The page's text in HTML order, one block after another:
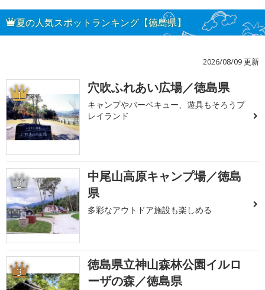
夏の人気スポットランキング【徳島県】
2026/08/09 更新
1 穴吹ふれあい広場／徳島県
キャンプやバーベキュー、遊具もそろうプ
レイランド
2
中尾山高原キャンプ場／徳島
県
多彩なアウトドア施設も楽しめる
3
徳島県立神山森林公園イルロ
ーザの森／徳島県